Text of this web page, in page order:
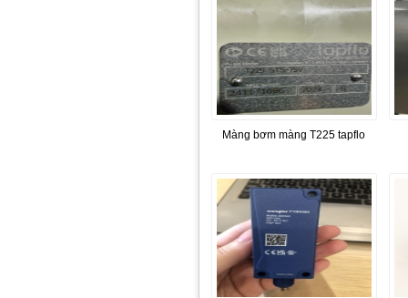
Màng bơm màng T225 tapflo